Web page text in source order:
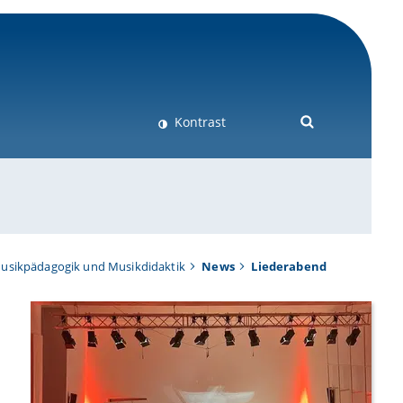
Kontrast
und Musikdidaktik News Liederabend